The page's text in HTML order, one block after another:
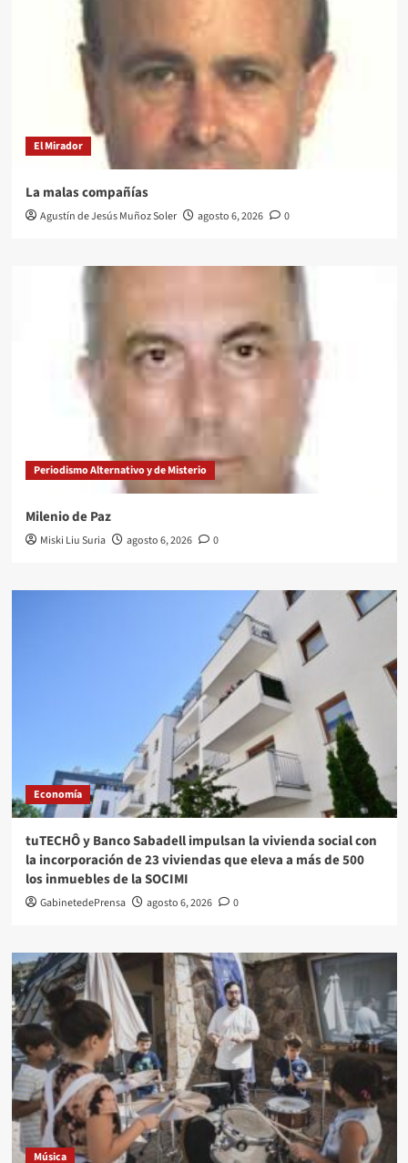
El Mirador
La malas compañías
Agustín de Jesús Muñoz Soler agosto 6, 2026 0
Periodismo Alternativo y de Misterio
Milenio de Paz
Miski Liu Suria agosto 6, 2026 0
Economía
tuTECHÔ y Banco Sabadell impulsan la vivienda social con
la incorporación de 23 viviendas que eleva a más de 500
los inmuebles de la SOCIMI
GabinetedePrensa agosto 6, 2026 0
Música